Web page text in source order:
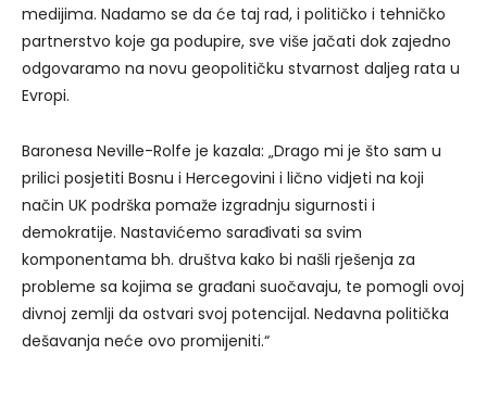
medijima. Nadamo se da će taj rad, i političko i tehničko
partnerstvo koje ga podupire, sve više jačati dok zajedno
odgovaramo na novu geopolitičku stvarnost daljeg rata u
Evropi.
Baronesa Neville-Rolfe je kazala: „Drago mi je što sam u
prilici posjetiti Bosnu i Hercegovini i lično vidjeti na koji
način UK podrška pomaže izgradnju sigurnosti i
demokratije. Nastavićemo sarađivati sa svim
komponentama bh. društva kako bi našli rješenja za
probleme sa kojima se građani suočavaju, te pomogli ovoj
divnoj zemlji da ostvari svoj potencijal. Nedavna politička
dešavanja neće ovo promijeniti.“